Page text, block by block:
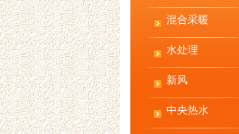
混合采暖
水处理
新风
中央热水